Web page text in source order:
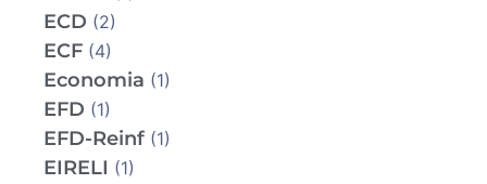
ECD (2)
ECF (4)
Economia (1)
EFD (1)
EFD-Reinf (1)
EIRELI (1)